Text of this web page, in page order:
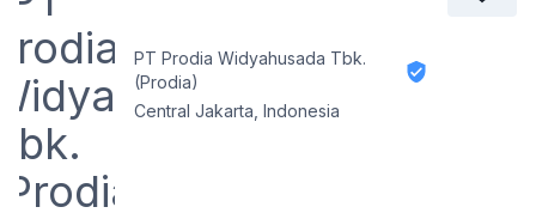
PT Prodia Widyahusada Tbk.
(Prodia)
Central Jakarta, Indonesia